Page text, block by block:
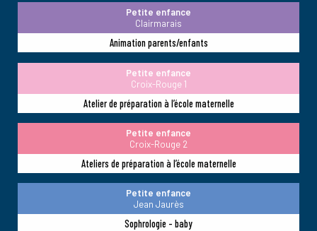
Petite enfance
Clairmarais
Animation parents/enfants
Petite enfance
Croix-Rouge 1
Atelier de préparation à l’école maternelle
Petite enfance
Croix-Rouge 2
Ateliers de préparation à l’école maternelle
Petite enfance
Jean Jaurès
Sophrologie - baby